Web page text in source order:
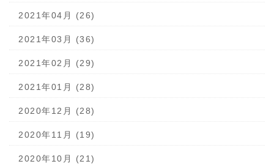
2021年04月 (26)
2021年03月 (36)
2021年02月 (29)
2021年01月 (28)
2020年12月 (28)
2020年11月 (19)
2020年10月 (21)